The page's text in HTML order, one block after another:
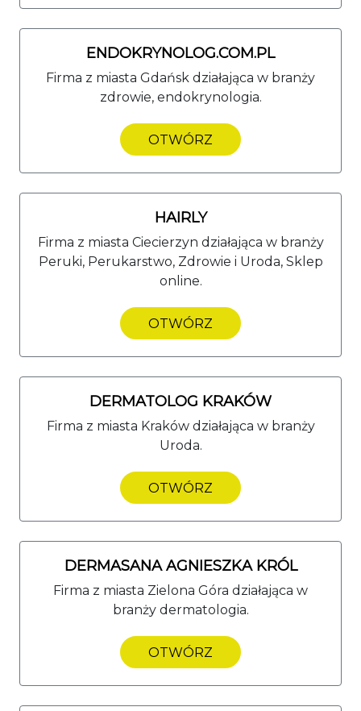
ENDOKRYNOLOG.COM.PL
Firma z miasta Gdańsk działająca w branży
zdrowie, endokrynologia.
OTWÓRZ
HAIRLY
Firma z miasta Ciecierzyn działająca w branży
Peruki, Perukarstwo, Zdrowie i Uroda, Sklep
online.
OTWÓRZ
DERMATOLOG KRAKÓW
Firma z miasta Kraków działająca w branży
Uroda.
OTWÓRZ
DERMASANA AGNIESZKA KRÓL
Firma z miasta Zielona Góra działająca w
branży dermatologia.
OTWÓRZ